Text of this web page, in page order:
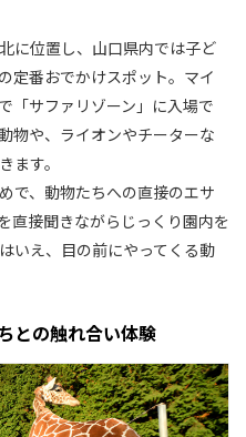
に位置し、山口県内では子ど
定番おでかけスポット。マイ
「サファリゾーン」に入場で
物や、ライオンやチーターな
ます。
で、動物たちへの直接のエサ
直接聞きながらじっくり園内を
いえ、目の前にやってくる動
との触れ合い体験